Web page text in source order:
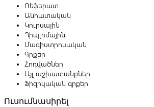
Ռեֆերատ
Անհատական
Կուրսային
Դիպլոմային
Մագիստրոսական
Գրքեր
Հոդվածներ
Այլ աշխատանքներ
Ֆիզիկական գրքեր
Ուսումնասիրել